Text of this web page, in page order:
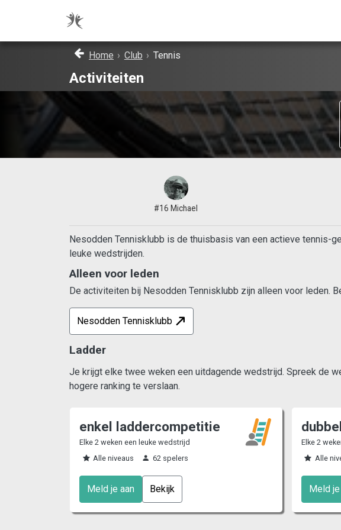
Home › Club › Tennis
Activiteiten
#16 Michael
Nesodden Tennisklubb is de thuisbasis van een actieve tennis-
leuke wedstrijden.
Alleen voor leden
De activiteiten bij Nesodden Tennisklubb zijn alleen voor leden.
Nesodden Tennisklubb
Ladder
Je krijgt elke twee weken een uitdagende wedstrijd. Spreek de
hogere ranking te verslaan.
enkel laddercompetitie
Elke 2 weken een leuke wedstrijd
Alle niveaus
62 spelers
Meld je aan Bekijk
Elke 2
Alle
Meld je